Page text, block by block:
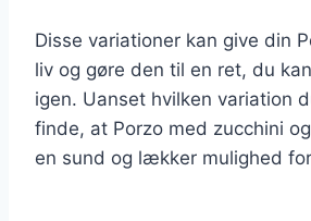
Disse variationer kan give din
liv og gøre den til en ret, du
igen. Uanset hvilken variation
finde, at Porzo med zucchini
en sund og lækker mulighed